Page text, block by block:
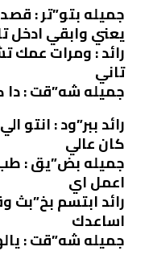
جميله بتو”تر :
يعني وابقي ادخل
رائد : ومرات عمك
تاني
جميله شه”قت : دا
رائد ببر”ود :
كان عالي
جميله بض”يق : طب
اعمل اي
رائد ابتسم بخ”بث
اساعدك
جميله شه”قت :